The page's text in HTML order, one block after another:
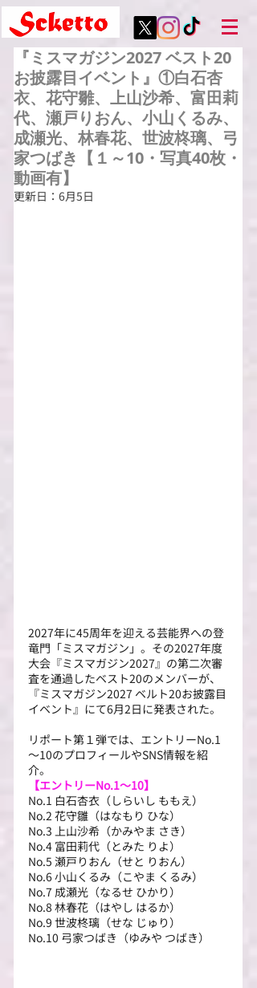
『ミスマガジン2027 ベスト20
お披露目イベント』①白石杏
衣、花守雛、上山沙希、富田莉
代、瀬戸りおん、小山くるみ、
成瀬光、林春花、世波柊璃、弓
家つばき【１～10・写真40枚・
動画有】
更新日： 6月5日
2027年に45周年を迎える芸能界への登
竜門「ミスマガジン」。その2027年度
大会『ミスマガジン2027』の第二次審
査を通過したベスト20のメンバーが、
『ミスマガジン2027 ベルト20お披露目
イベント』にて6月2日に発表された。
リポート第１弾では、エントリーNo.1
～10のプロフィールやSNS情報を紹
介。
【エントリーNo.1～10】
No.1 白石杏衣（しらいし ももえ）
No.2 花守雛（はなもり ひな）
No.3 上山沙希（かみやま さき）
No.4 富田莉代（とみた りよ）
No.5 瀬戸りおん（せと りおん）
No.6 小山くるみ（こやま くるみ）
No.7 成瀬光（なるせ ひかり）
No.8 林春花（はやし はるか）
No.9 世波柊璃（せな じゅり）
No.10 弓家つばき（ゆみや つばき）